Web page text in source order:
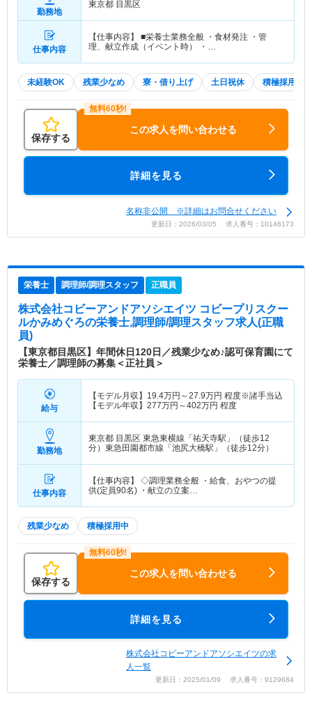
勤務地
東京都 目黒区
仕事内容
【仕事内容】 ■栄養士業務全般 ・食材発注 ・管
理、献立作成（イベント時） ・…
未経験OK 残業少なめ 寮・借り上げ 土日祝休 積極採用中
保存する
この求人を問い合わせる
詳細を見る
名称非公開 ※詳細はお問合せください
更新日：2026/03/05 求人番号：10146173
栄養士 調理師/調理スタッフ 正職員
株式会社コビーアンドアソシエイツ コビープリスクー
ルかみめぐろの栄養士,調理師/調理スタッフ求人(正職
員)
【東京都目黒区】年間休日120日／残業少なめ♪認可保育園にて
栄養士／調理師の募集＜正社員＞
給与
【モデル月収】 19.4万円～27.9万円 程度※諸手当込
【モデル年収】 277万円～402万円 程度
勤務地
東京都 目黒区 東急東横線「祐天寺駅」（徒歩12
分）東急田園都市線「池尻大橋駅」（徒歩12分）
仕事内容
【仕事内容】 ◇調理業務全般 ・給食、おやつの提
供(定員90名) ・献立の立案…
残業少なめ 積極採用中
保存する
この求人を問い合わせる
詳細を見る
株式会社コビーアンドアソシエイツの求
人一覧
更新日：2025/01/09 求人番号：9129684